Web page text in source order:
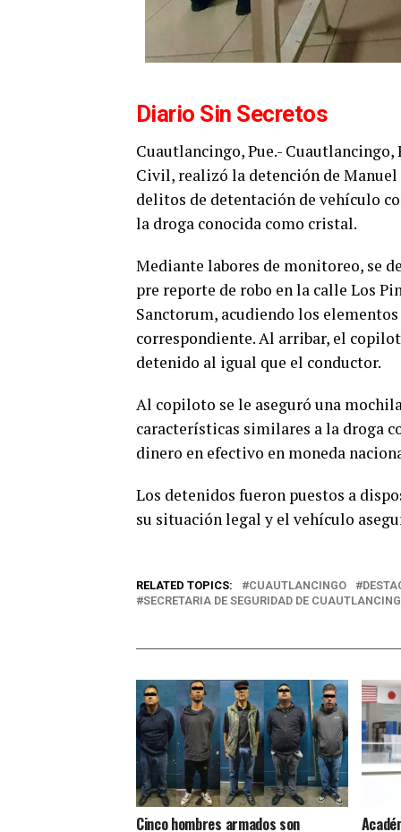
Diario Sin Secretos
Cuautlancingo, Pue.- Cuautlancingo,
Civil, realizó la detención de Manuel
delitos de detentación de vehículo
la droga conocida como cristal.
Mediante labores de monitoreo, se
pre reporte de robo en la calle Los
Sanctorum, acudiendo los
correspondiente. Al arribar, el
detenido al igual que el conductor.
Al copiloto se le aseguró una
características similares a la droga
dinero en efectivo en moneda
Los detenidos fueron puestos a
su situación legal y el vehículo
RELATED TOPICS: CUAUTLANCINGO
SECRETARIA DE SEGURIDAD DE
Cinco hombres armados son